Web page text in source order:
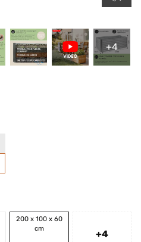
+4
200 x 100 x 60
cm
+4